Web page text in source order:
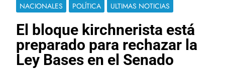
NACIONALES POLÍTICA ULTIMAS NOTICIAS
El bloque kirchnerista está
preparado para rechazar la
Ley Bases en el Senado